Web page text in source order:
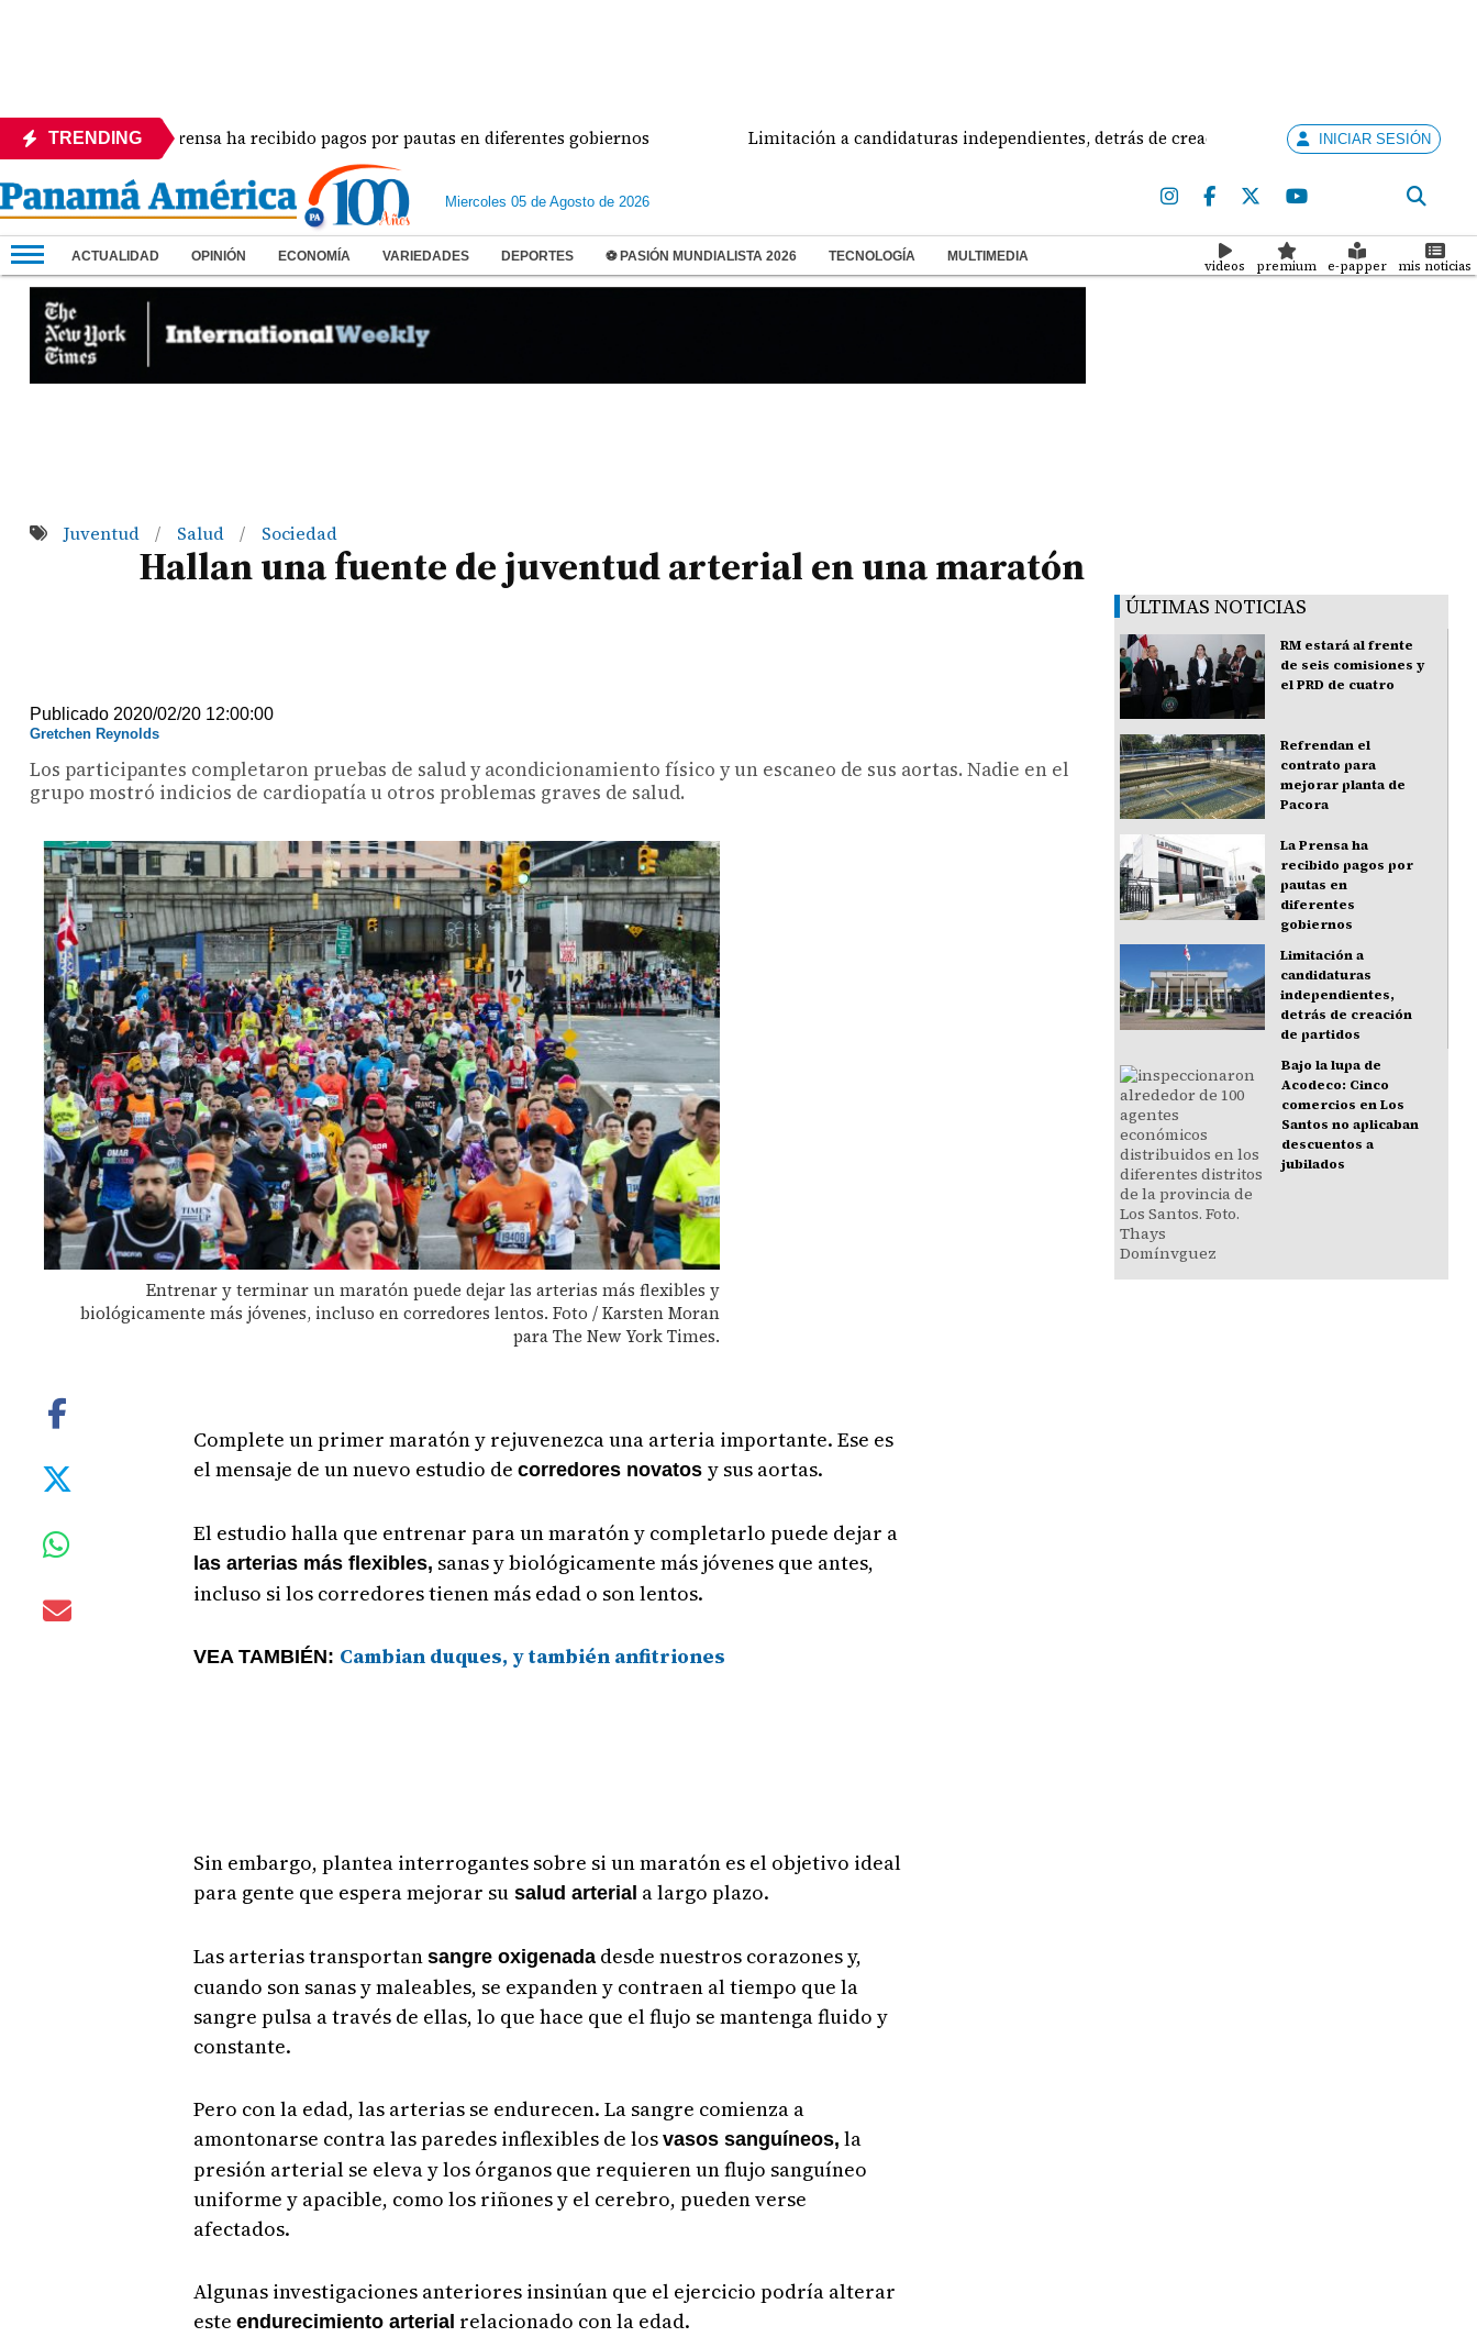
TRENDINGLa Prensa ha recibido pagos por pautas en diferentes gobiernos Limitación a candidaturas independientes, detrás de creación de partidos Bajo la
INICIAR SESIÓN
Miercoles 05 de Agosto de 2026
ACTUALIDAD OPINIÓN ECONOMÍA VARIEDADES DEPORTES ⚽ PASIÓN MUNDIALISTA 2026 TECNOLOGÍA MULTIMEDIA
videos premium e-papper mis noticias
Juventud / Salud / Sociedad
Hallan una fuente de juventud arterial en una maratón
Publicado 2020/02/20 12:00:00
Gretchen Reynolds
Los participantes completaron pruebas de salud y acondicionamiento físico y un escaneo de sus aortas. Nadie en el
grupo mostró indicios de cardiopatía u otros problemas graves de salud.
Entrenar y terminar un maratón puede dejar las arterias más flexibles y
biológicamente más jóvenes, incluso en corredores lentos. Foto / Karsten Moran
para The New York Times.
Complete un primer maratón y rejuvenezca una arteria importante. Ese es
el mensaje de un nuevo estudio de corredores novatos y sus aortas.
El estudio halla que entrenar para un maratón y completarlo puede dejar a
las arterias más flexibles, sanas y biológicamente más jóvenes que antes,
incluso si los corredores tienen más edad o son lentos.
VEA TAMBIÉN: Cambian duques, y también anfitriones
Sin embargo, plantea interrogantes sobre si un maratón es el objetivo ideal
para gente que espera mejorar susalud arterial a largo plazo.
Las arterias transportan sangre oxigenadadesde nuestros corazones y,
cuando son sanas y maleables, se expanden y contraen al tiempo que la
sangre pulsa a través de ellas, lo que hace que el flujo se mantenga fluido y
constante.
Pero con la edad, las arterias se endurecen. La sangre comienza a
amontonarse contra las paredes inflexibles de los vasos sanguíneos, la
presión arterial se eleva y los órganos que requieren un flujo sanguíneo
uniforme y apacible, como los riñones y el cerebro, pueden verse
afectados.
Algunas investigaciones anteriores insinúan que el ejercicio podría alterar
este endurecimiento arterial relacionado con la edad.
ÚLTIMAS NOTICIAS
RM estará al frente
de seis comisiones y
el PRD de cuatro
Refrendan el
contrato para
mejorar planta de
Pacora
La Prensa ha
recibido pagos por
pautas en
diferentes
gobiernos
Limitación a
candidaturas
independientes,
detrás de creación
de partidos
Bajo la lupa de
Acodeco: Cinco
comercios en Los
Santos no aplicaban
descuentos a
jubilados